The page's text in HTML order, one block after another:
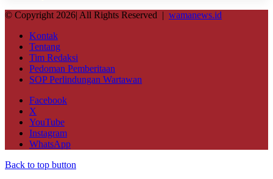
© Copyright 2026| All Rights Reserved | wamanews.id
Kontak
Tentang
Tim Redaksi
Pedoman Pemberitaan
SOP Perlindungan Wartawan
Facebook
X
YouTube
Instagram
WhatsApp
Back to top button